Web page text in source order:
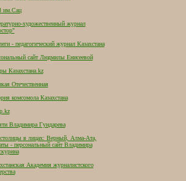
им.Сац
художественный журнал
- педагогический журнал Казахстана
сайт Людмилы Енисеевой
Казахстана.kz
Отечественная
комсомола Казахстана
Владимира Гундарева
в лицах: Верный, Алма-Ата,
- персональный сайт Владимира
Академия журналистского